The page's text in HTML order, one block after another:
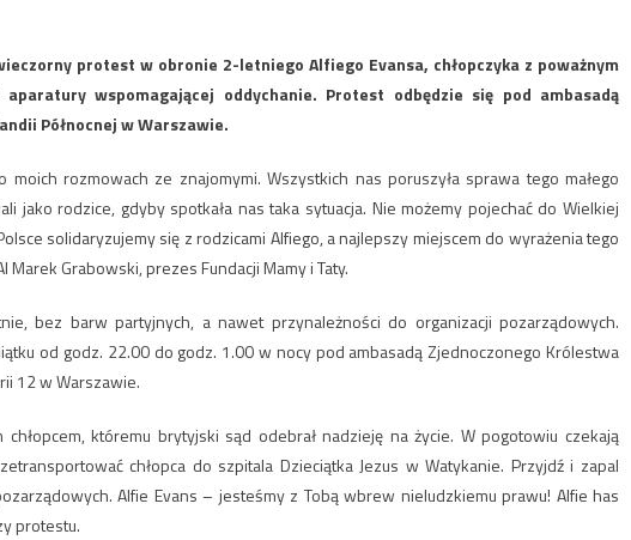
protest w obronie 2-letniego Alfiego Evansa, chłopczyka z poważnym
wspomagającej oddychanie. Protest odbędzie się pod ambasadą
Północnej w Warszawie.
rozmowach ze znajomymi. Wszystkich nas poruszyła sprawa tego małego
jako rodzice, gdyby spotkała nas taka sytuacja. Nie możemy pojechać do Wielkiej
solidaryzujemy się z rodzicami Alfiego, a najlepszy miejscem do wyrażenia tego
Grabowski, prezes Fundacji Mamy i Taty.
bez barw partyjnych, a nawet przynależności do organizacji pozarządowych.
od godz. 22.00 do godz. 1.00 w nocy pod ambasadą Zjednoczonego Królestwa
12 w Warszawie.
chłopcem, któremu brytyjski sąd odebrał nadzieję na życie. W pogotowiu czekają
chłopca do szpitala Dzieciątka Jezus w Watykanie. Przyjdź i zapal
Alfie Evans – jesteśmy z Tobą wbrew nieludzkiemu prawu! Alfie has
protestu.